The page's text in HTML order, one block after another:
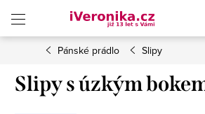
obsah
Pánské prádlo Slipy
Slipy s úzkým